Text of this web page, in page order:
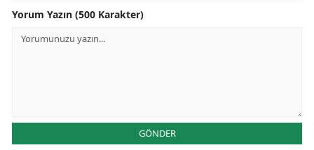
Yorum Yazın (500 Karakter)
GÖNDER